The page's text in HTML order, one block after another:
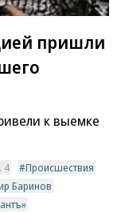
пришли
к выемке
4
Происшествия
Баринов